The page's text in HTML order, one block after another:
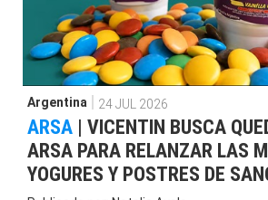
Argentina 24 JUL 2026
ARSA | VICENTIN BUSCA
ARSA PARA RELANZAR LAS
YOGURES Y POSTRES DE